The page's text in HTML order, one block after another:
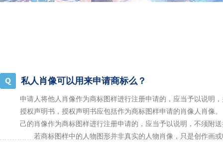
私人肖像可以用来申请商标么？
申请人将他人肖像作为商标图样进行注册申请的，应当予以说明
授权声明书，授权声明书应包括作为商标图样申请的肖像人肖
己的肖像作为商标图样进行注册申请的，应当予以说明，不须附
若商标图样中的人物图形并非真实的人物肖像，只是创作画或